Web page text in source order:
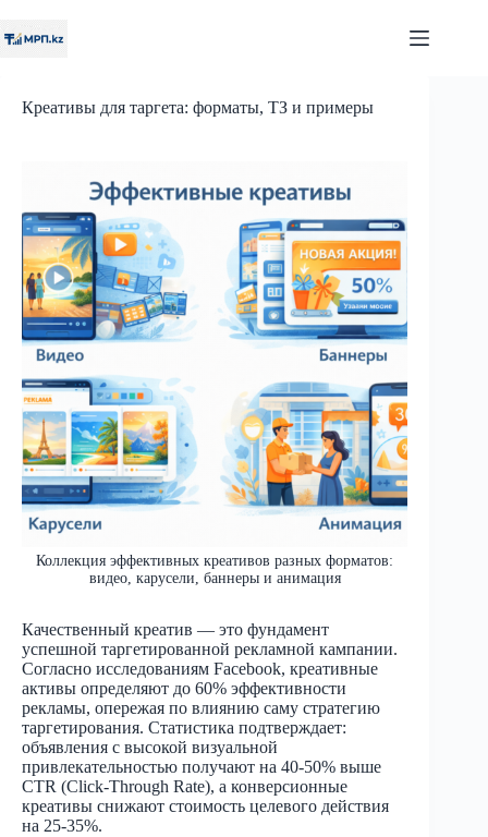
сути
Креативы для таргета: форматы, ТЗ и примеры
Коллекция эффективных креативов разных форматов:
видео, карусели, баннеры и анимация
Качественный креатив — это фундамент
успешной таргетированной рекламной кампании.
Согласно исследованиям Facebook, креативные
активы определяют до 60% эффективности
рекламы, опережая по влиянию саму стратегию
таргетирования. Статистика подтверждает:
объявления с высокой визуальной
привлекательностью получают на 40-50% выше
CTR (Click-Through Rate), а конверсионные
креативы снижают стоимость целевого действия
на 25-35%.